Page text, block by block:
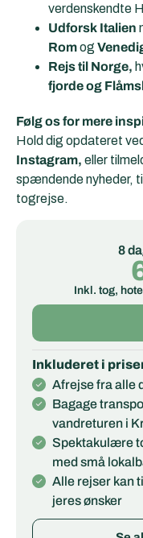
verdenskendte
Udforsk Italien
Romog
Rejs til Norge,
fjorde og
Følg os for mere
Hold dig opdateret
Instagram, eller
spændende nyheder,
togrejse.
8
Inkl. tog,
Inkluderet i
Afrejse fra alle
Bagage
vandreturen i
Spektakulære
med små
Alle rejser kan
jeres ønsker